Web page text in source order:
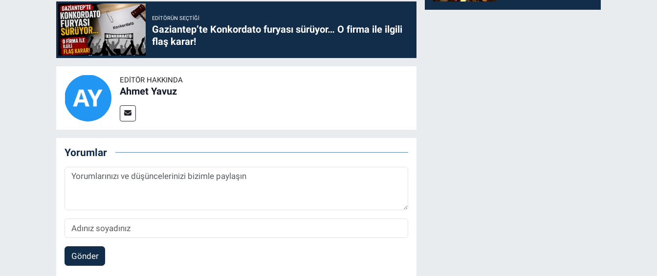
EDITÖRÜN SEÇTIĞI
Gaziantep’te Konkordato furyası sürüyor… O firma ile ilgili
flaş karar!
EDITÖR HAKKINDA
Ahmet Yavuz
Yorumlar
Gönder